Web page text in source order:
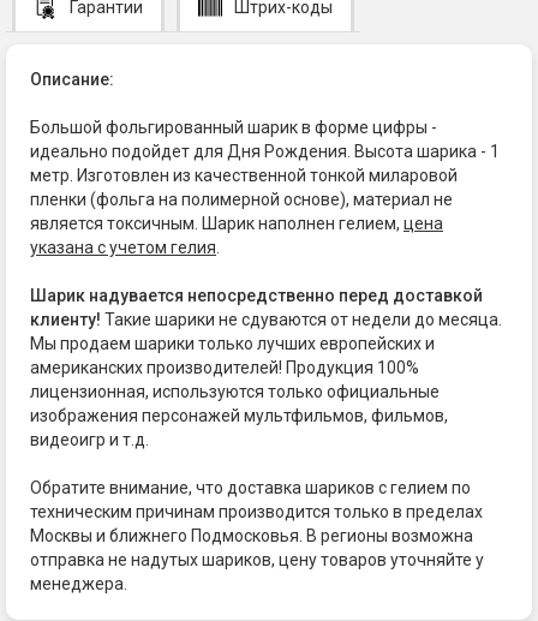
Гарантии Штрих-коды
Описание:
Большой фольгированный шарик в форме цифры -
идеально подойдет для Дня Рождения. Высота шарика - 1
метр. Изготовлен из качественной тонкой миларовой
пленки (фольга на полимерной основе), материал не
является токсичным. Шарик наполнен гелием, цена
указана с учетом гелия
Шарик надувается непосредственно перед доставкой
клиенту! Такие шарики не сдуваются от недели до месяца.
Мы продаем шарики только лучших европейских и
американских производителей! Продукция 100%
лицензионная, используются только официальные
изображения персонажей мультфильмов, фильмов,
видеоигр и т.д.
Обратите внимание, что доставка шариков с гелием по
техническим причинам производится только в пределах
Москвы и ближнего Подмосковья. В регионы возможна
отправка не надутых шариков, цену товаров уточняйте у
менеджера.